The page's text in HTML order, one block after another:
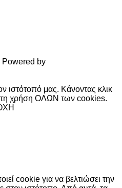
by
ιστότοπό μας. Κάνοντας κλικ
χρήση ΟΛΩΝ των cookies.
cookie για να βελτιώσει την